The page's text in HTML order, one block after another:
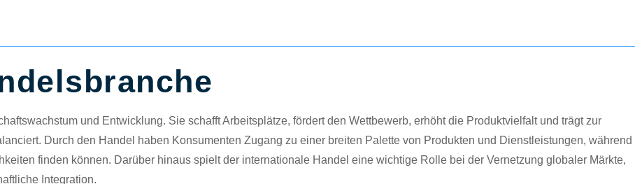
und Entwicklung. Sie schafft Arbeitsplätze, fördert den Wettbewerb, erhöht die Produktvielfalt und trägt zur
Durch den Handel haben Konsumenten Zugang zu einer breiten Palette von Produkten und Dienstleistungen, während
finden können. Darüber hinaus spielt der internationale Handel eine wichtige Rolle bei der Vernetzung globaler Märkte,
Integration.